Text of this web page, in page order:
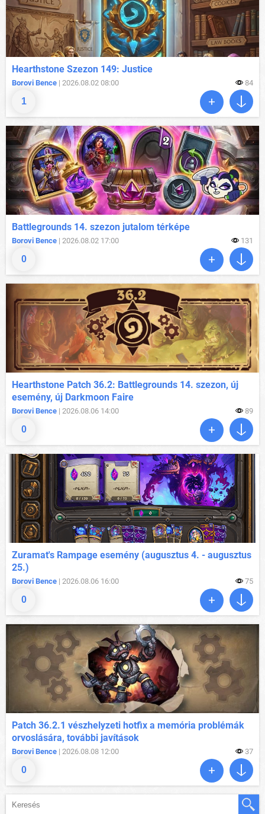
1
Hearthstone Szezon 149: Justice
Borovi Bence | 2026.08.02 08:00 84
0
Battlegrounds 14. szezon jutalom térképe
Borovi Bence | 2026.08.02 17:00 131
0
Hearthstone Patch 36.2: Battlegrounds 14. szezon, új
esemény, új Darkmoon Faire
Borovi Bence | 2026.08.06 14:00 89
0
Zuramat's Rampage esemény (augusztus 4. - augusztus
25.)
Borovi Bence | 2026.08.06 16:00 75
0
Patch 36.2.1 vészhelyzeti hotfix a memória problémák
orvoslására, további javítások
Borovi Bence | 2026.08.08 12:00 37